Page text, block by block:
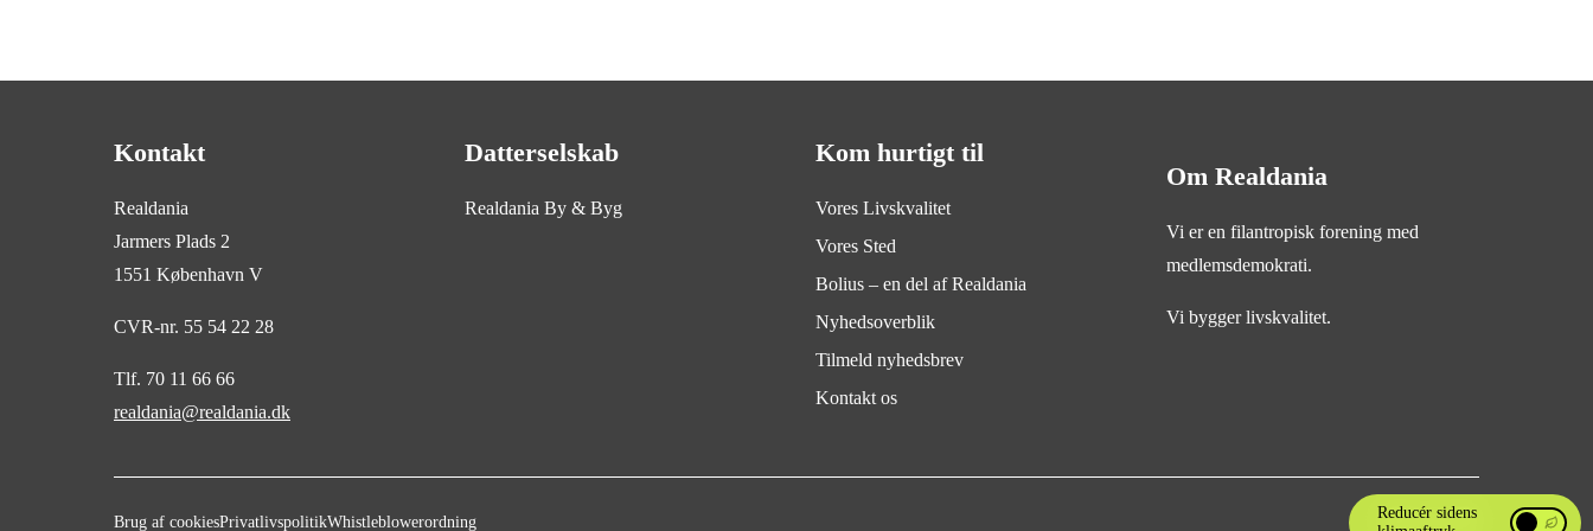
Reducér sidens
Kontakt
Realdania
Jarmers Plads 2
1551 København V
CVR-nr. 55 54 22 28
Tlf. 70 11 66 66
realdania@realdania.dk
Datterselskab
Realdania By & Byg
Kom hurtigt til
Vores Livskvalitet
Vores Sted
Bolius – en del af Realdania
Nyhedsoverblik
Tilmeld nyhedsbrev
Kontakt os
Om Realdania
Vi er en filantropisk forening med
medlemsdemokrati.
Vi bygger livskvalitet.
Brug af cookiesPrivatlivspolitikWhistleblowerordning